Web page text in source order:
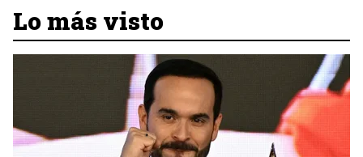
Lo más visto